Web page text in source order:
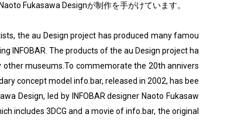
Fukasawa Designが制作を手がけています。
the au Design project has produced many famou
INFOBAR. The products of the au Design project ha
museums.To commemorate the 20th annivers
concept model info.bar, released in 2002, has bee
Design, led by INFOBAR designer Naoto Fukasaw
includes 3DCG and a movie of info.bar, the original